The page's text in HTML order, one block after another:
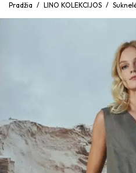
Pradžia / LINO KOLEKCIJOS /